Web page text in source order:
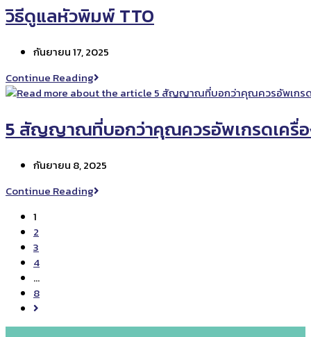
vs
UV
เลเซอร์
แบบ
ไหน
ให้
ตรง
งาน
วิธีดูแลหัวพิมพ์ TTO
Post
กันยายน 17, 2025
Continue Readingวิธี
ดูแล
พิมพ์
TTO
5 สัญญาณที่บอกว่าคุณควรอัพเกรดเครื่
Post
กันยายน 8, 2025
Continue Reading5
วัน
1
2
3
4
…
8
Go
to